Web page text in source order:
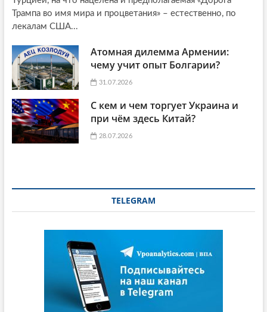
Трампа во имя мира и процветания» – естественно, по
лекалам США...
Атомная дилемма Армении:
чему учит опыт Болгарии?
31.07.2026
С кем и чем торгует Украина и
при чём здесь Китай?
28.07.2026
TELEGRAM